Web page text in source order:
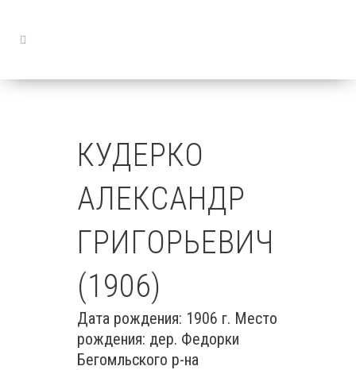
КУДЕРКО
АЛЕКСАНДР
ГРИГОРЬЕВИЧ
(1906)
Дата рождения: 1906 г. Место
рождения: дер. Федорки
Бегомльского р-на